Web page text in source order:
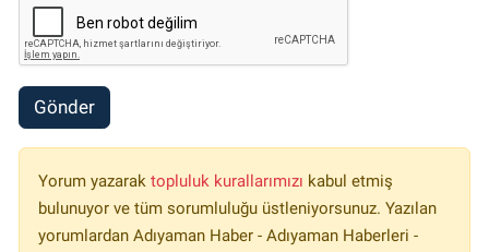
Gönder
Yorum yazarak topluluk kurallarımızı kabul etmiş
bulunuyor ve tüm sorumluluğu üstleniyorsunuz. Yazılan
yorumlardan Adıyaman Haber - Adıyaman Haberleri -